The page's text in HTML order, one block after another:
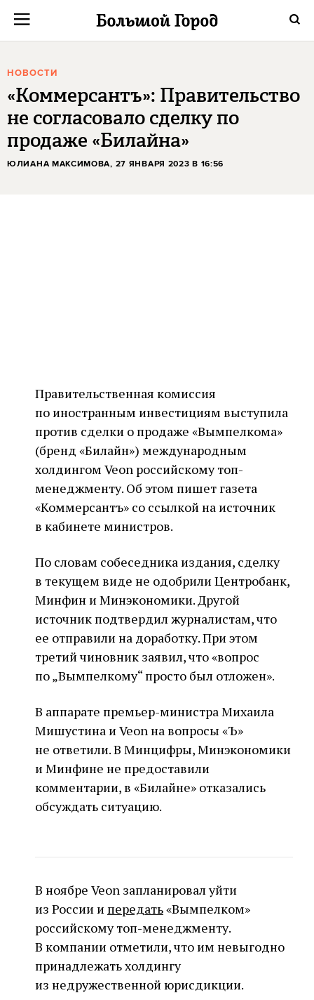
НОВОСТИ
«Коммерсантъ»: Правительство
не согласовало сделку по
продаже «Билайна»
ЮЛИАНА МАКСИМОВА, 27 ЯНВАРЯ 2023 В 16:56
Правительственная комиссия
по иностранным инвестициям выступила
против сделки о продаже «Вымпелкома»
(бренд «Билайн») международным
холдингом Veon российскому топ-
менеджменту. Об этом пишет газета
«Коммерсантъ» со ссылкой на источник
в кабинете министров.
По словам собеседника издания, сделку
в текущем виде не одобрили Центробанк,
Минфин и Минэкономики. Другой
источник подтвердил журналистам, что
ее отправили на доработку. При этом
третий чиновник заявил, что «вопрос
по „Вымпелкому“ просто был отложен».
В аппарате премьер-министра Михаила
Мишустина и Veon на вопросы «Ъ»
не ответили. В Минцифры, Минэкономики
и Минфине не предоставили
комментарии, в «Билайне» отказались
обсуждать ситуацию.
В ноябре Veon запланировал уйти
из России и передать«Вымпелком»
российскому топ-менеджменту.
В компании отметили, что им невыгодно
принадлежать холдингу
из недружественной юрисдикции.